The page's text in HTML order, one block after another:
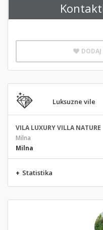
Luksuzne vile
VILA LUXURY VILLA NATURE
Milna
Milna
+ Statistika